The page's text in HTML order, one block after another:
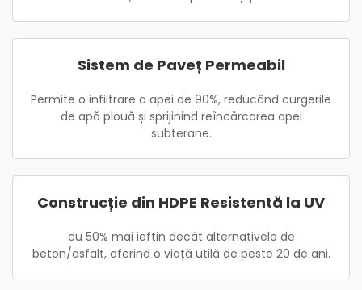
Sistem de Paveț Permeabil
Permite o infiltrare a apei de 90%, reducând curgerile
de apă plouă și sprijinind reîncărcarea apei
subterane.
Construcție din HDPE Resistentă la UV
cu 50% mai ieftin decât alternativele de
beton/asfalt, oferind o viață utilă de peste 20 de ani.